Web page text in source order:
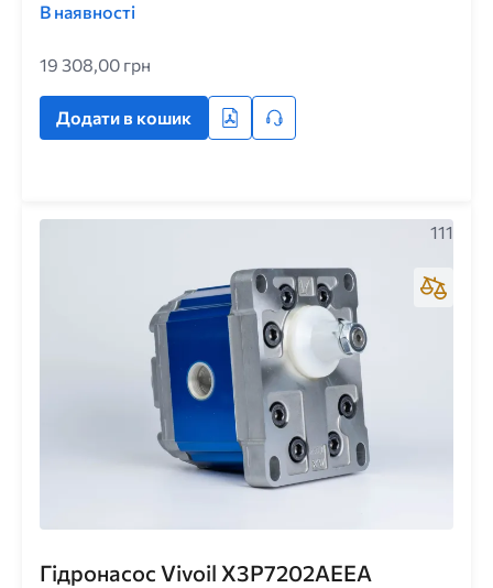
В наявності
19 308,00 грн
Додати в кошик
Гідронасос Vivoil X3P7202AEEA
111